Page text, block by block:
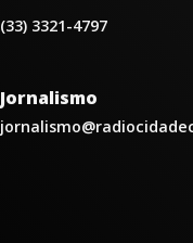
(33) 3321-4797
Jornalismo